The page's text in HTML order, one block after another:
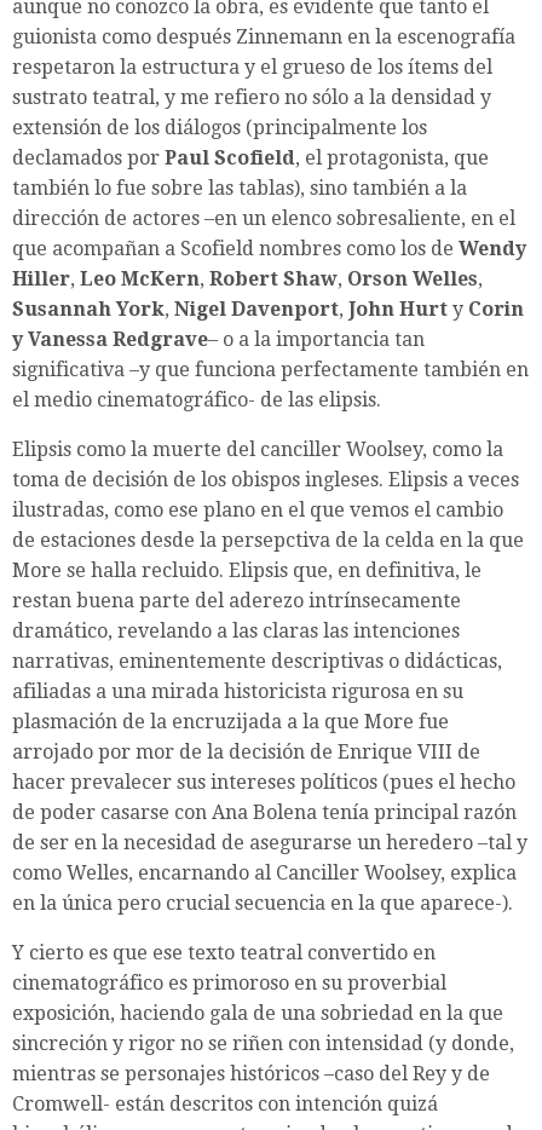
aunque no conozco la obra, es evidente que tanto el
guionista como después Zinnemann en la escenografía
respetaron la estructura y el grueso de los ítems del
sustrato teatral, y me refiero no sólo a la densidad y
extensión de los diálogos (principalmente los
declamados por Paul Scofield, el protagonista, que
también lo fue sobre las tablas), sino también a la
dirección de actores –en un elenco sobresaliente, en el
que acompañan a Scofield nombres como los de Wendy
Hiller, Leo McKern, Robert Shaw, Orson Welles,
Susannah York, Nigel Davenport, John Hurt y Corin
y Vanessa Redgrave– o a la importancia tan
significativa –y que funciona perfectamente también en
el medio cinematográfico- de las elipsis.
Elipsis como la muerte del canciller Woolsey, como la
toma de decisión de los obispos ingleses. Elipsis a veces
ilustradas, como ese plano en el que vemos el cambio
de estaciones desde la persepctiva de la celda en la que
More se halla recluido. Elipsis que, en definitiva, le
restan buena parte del aderezo intrínsecamente
dramático, revelando a las claras las intenciones
narrativas, eminentemente descriptivas o didácticas,
afiliadas a una mirada historicista rigurosa en su
plasmación de la encruzijada a la que More fue
arrojado por mor de la decisión de Enrique VIII de
hacer prevalecer sus intereses políticos (pues el hecho
de poder casarse con Ana Bolena tenía principal razón
de ser en la necesidad de asegurarse un heredero –tal y
como Welles, encarnando al Canciller Woolsey, explica
en la única pero crucial secuencia en la que aparece-).
Y cierto es que ese texto teatral convertido en
cinematográfico es primoroso en su proverbial
exposición, haciendo gala de una sobriedad en la que
sincreción y rigor no se riñen con intensidad (y donde,
mientras se personajes históricos –caso del Rey y de
Cromwell- están descritos con intención quizá